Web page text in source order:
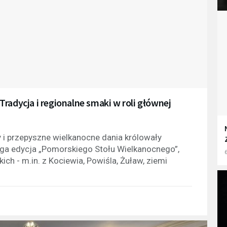
i regionalne smaki w roli głównej
przepyszne wielkanocne dania królowały
edycja „Pomorskiego Stołu Wielkanocnego”,
- m.in. z Kociewia, Powiśla, Żuław, ziemi